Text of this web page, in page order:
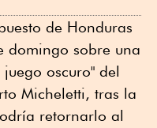
de Honduras
domingo sobre una
oscuro" del
Micheletti, tras la
retornarlo al